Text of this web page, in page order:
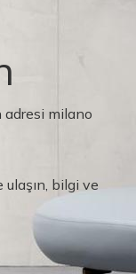
adresi milano
ulaşın, bilgi ve